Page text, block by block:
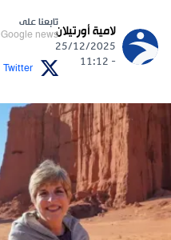
لامية أورتيلان
25/12/2025
- 11:12
تابعنا على
Google news
Twitter